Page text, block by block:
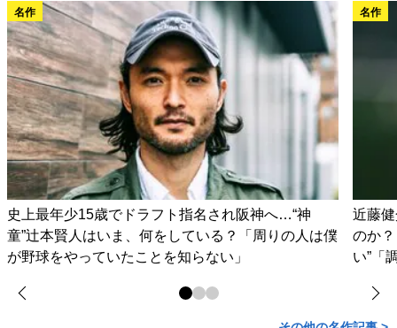
名作
史上最年少15歳でドラフト指名され阪神へ…“神
童”辻本賢人はいま、何をしている？「周りの人は僕
が野球をやっていたことを知らない」
名作
近藤
のか
い”「